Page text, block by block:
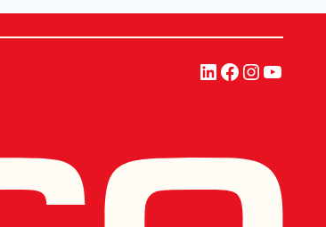
링크드인
페이스북
인스타
유튜브